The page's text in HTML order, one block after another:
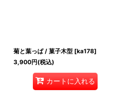
菊と葉っぱ / 菓子木型 [ka178]
3,900円(税込)
カートに入れる